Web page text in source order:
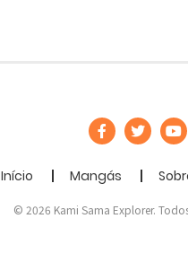
Início Mangás
© 2026 Kami Sama Explorer.